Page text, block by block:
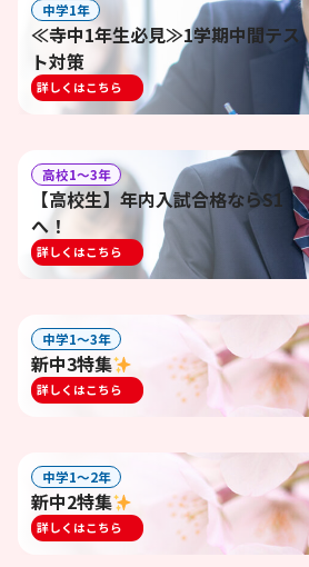
中学1年
≪寺中1年生必見≫1学期中間テス
ト対策
詳しくはこちら
高校1〜3年
【高校生】年内入試合格ならS1
へ！
詳しくはこちら
中学1〜3年
新中3特集
詳しくはこちら
中学1〜2年
新中2特集
詳しくはこちら